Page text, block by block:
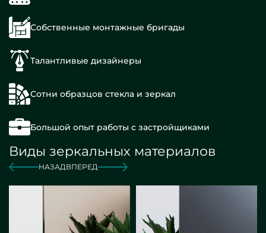
Собственные монтажные бригады
Талантливые дизайнеры
Сотни образцов стекла и зеркал
Большой опыт работы с застройщиками
Виды зеркальных материалов
НАЗАДВПЕРЕД